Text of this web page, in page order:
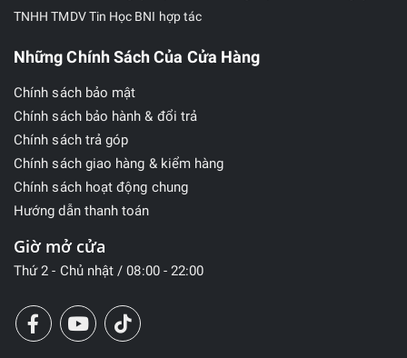
TNHH TMDV Tin Học BNI hợp tác
Những Chính Sách Của Cửa Hàng
Chính sách bảo mật
Chính sách bảo hành & đổi trả
Chính sách trả góp
Chính sách giao hàng & kiểm hàng
Chính sách hoạt động chung
Hướng dẫn thanh toán
Giờ mở cửa
Thứ 2 - Chủ nhật / 08:00 - 22:00